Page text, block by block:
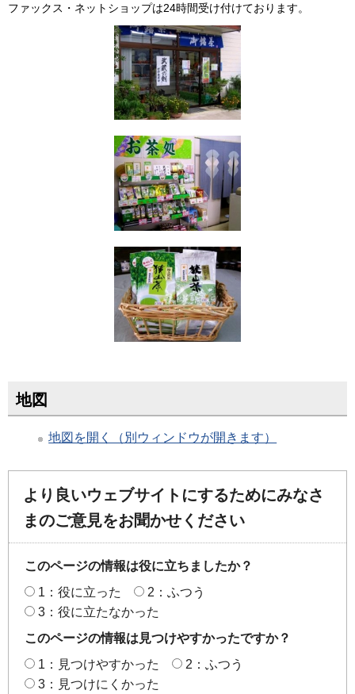
ファックス・ネットショップは24時間受け付けております。
地図
地図を開く（別ウィンドウが開きます）
より良いウェブサイトにするためにみなさ
まのご意見をお聞かせください
このページの情報は役に立ちましたか？
1：役に立った
2：ふつう
3：役に立たなかった
このページの情報は見つけやすかったですか？
1：見つけやすかった
2：ふつう
3：見つけにくかった